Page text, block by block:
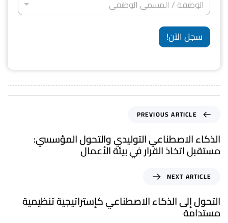
و
ن
ي
*
S
t
a
t
s
+
ل
إ
ق
ا
*
ل
و
ظ
ي
ف
ا
ل
م
م
ل
و
ي
ف
*
الوظيفة / المسمى الوظيفي
سجل الآن!
PREVIOUS ARTICLE
الذكاء الاصطناعي التوليدي والتحول المؤسسي:
مستقبل اتخاذ القرار في بيئة الأعمال
NEXT ARTICLE
التحول إلى الذكاء الاصطناعي كإستراتيجية تنظيمية
مستدامة